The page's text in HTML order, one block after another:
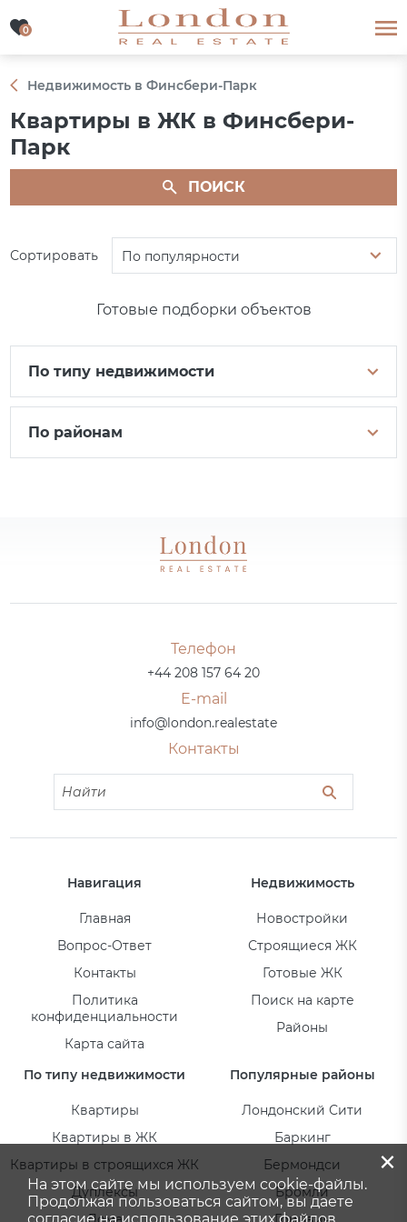
0
0
Недвижимость в Финсбери-Парк
Квартиры в ЖК в Финсбери-
Парк
ПОИСК
Сортировать По популярности
Готовые подборки объектов
По типу недвижимости
По районам
Телефон
+44 208 157 64 20
E-mail
info@london.realestate
Контакты
Навигация
Главная
Вопрос-Ответ
Контакты
Политика
конфиденциальности
Карта сайта
Недвижимость
Новостройки
Строящиеся ЖК
Готовые ЖК
Поиск на карте
Районы
По типу недвижимости
Квартиры
Квартиры в ЖК
Квартиры в строящихся ЖК
Дуплексы
Популярные районы
Лондонский Сити
Баркинг
Бермондси
Бромли
×
На этом сайте мы используем cookie-файлы.
Продолжая пользоваться сайтом, вы даете